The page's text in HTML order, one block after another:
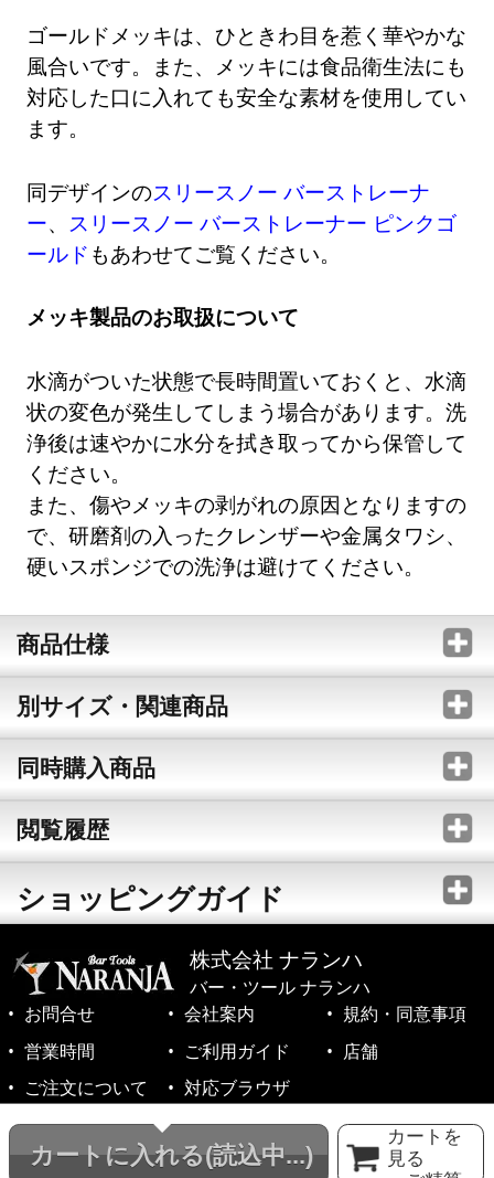
カートに入れる(読込中...)
カートを
見る
ゴールドメッキは、ひときわ目を惹く華やかな
風合いです。また、メッキには食品衛生法にも
対応した口に入れても安全な素材を使用してい
ます。
同デザインのスリースノー バーストレーナ
ー、
スリースノー バーストレーナー ピンクゴ
ールド もあわせてご覧ください。
メッキ製品のお取扱について
水滴がついた状態で長時間置いておくと、水滴
状の変色が発生してしまう場合があります。洗
浄後は速やかに水分を拭き取ってから保管して
ください。
また、傷やメッキの剥がれの原因となりますの
で、研磨剤の入ったクレンザーや金属タワシ、
硬いスポンジでの洗浄は避けてください。
商品仕様
別サイズ・関連商品
同時購入商品
閲覧履歴
ショッピングガイド
株式会社 ナランハ
バー・ツール ナランハ
お問合せ
会社案内
規約・同意事項
営業時間
ご利用ガイド
店舗
ご注文について
対応ブラウザ
©1999-2026 NARANJA Inc. All Rights Reserved.